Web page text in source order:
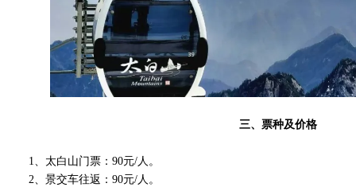
三、票种及价格
1、太白山门票：90元/人。
2、景交车往返：90元/人。